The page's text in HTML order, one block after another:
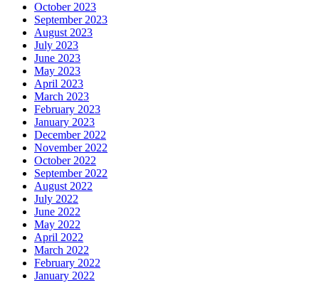
October 2023
September 2023
August 2023
July 2023
June 2023
May 2023
April 2023
March 2023
February 2023
January 2023
December 2022
November 2022
October 2022
September 2022
August 2022
July 2022
June 2022
May 2022
April 2022
March 2022
February 2022
January 2022